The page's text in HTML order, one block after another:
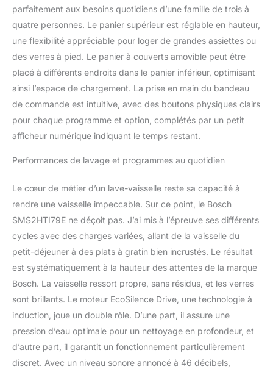
Livraison : 1x Lave-
vaisselle Pose-libre /
Technologie Active
Water, ExtraDry, Home
Connect / Avec
accessoires de série
parfaitement aux besoins quotidiens d’une famille de trois à
quatre personnes. Le panier supérieur est réglable en hauteur,
une flexibilité appréciable pour loger de grandes assiettes ou
des verres à pied. Le panier à couverts amovible peut être
placé à différents endroits dans le panier inférieur, optimisant
ainsi l’espace de chargement. La prise en main du bandeau
de commande est intuitive, avec des boutons physiques clairs
pour chaque programme et option, complétés par un petit
afficheur numérique indiquant le temps restant.
Performances de lavage et programmes au quotidien
Le cœur de métier d’un lave-vaisselle reste sa capacité à
rendre une vaisselle impeccable. Sur ce point, le Bosch
SMS2HTI79E ne déçoit pas. J’ai mis à l’épreuve ses différents
cycles avec des charges variées, allant de la vaisselle du
petit-déjeuner à des plats à gratin bien incrustés. Le résultat
est systématiquement à la hauteur des attentes de la marque
Bosch. La vaisselle ressort propre, sans résidus, et les verres
sont brillants. Le moteur EcoSilence Drive, une technologie à
induction, joue un double rôle. D’une part, il assure une
pression d’eau optimale pour un nettoyage en profondeur, et
d’autre part, il garantit un fonctionnement particulièrement
discret. Avec un niveau sonore annoncé à 46 décibels,